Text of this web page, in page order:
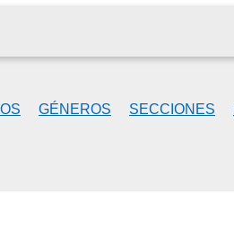
GÉNEROS SECCIONES